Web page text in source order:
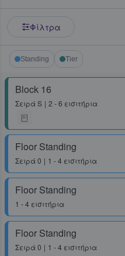
Φίλτρα
Standing Tier
Block 16
Σειρά S 2 - 6 εισιτήρια
Floor Standing
Σειρά 0 1 - 4 εισιτήρια
Floor Standing
1 - 4 εισιτήρια
Floor Standing
Σειρά 0 1 - 4 εισιτήρια